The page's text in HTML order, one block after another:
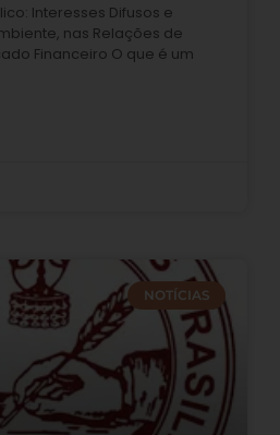
Interesses Difusos e
nas Relações de
Financeiro O que é um
NOTÍCIAS